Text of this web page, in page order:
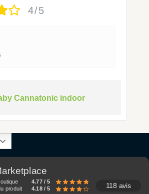
4/5
Cannatonic indoor
4.77 / 5
produit
4.18 / 5 118 avis